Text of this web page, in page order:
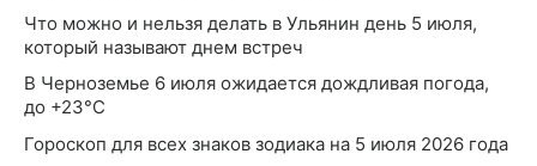
Что можно и нельзя делать в Ульянин день 5 июля,
который называют днем встреч
В Черноземье 6 июля ожидается дождливая погода,
до +23°C
Гороскоп для всех знаков зодиака на 5 июля 2026 года